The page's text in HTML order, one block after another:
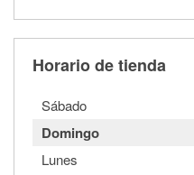
Horario de tienda
Sábado
Domingo
Lunes